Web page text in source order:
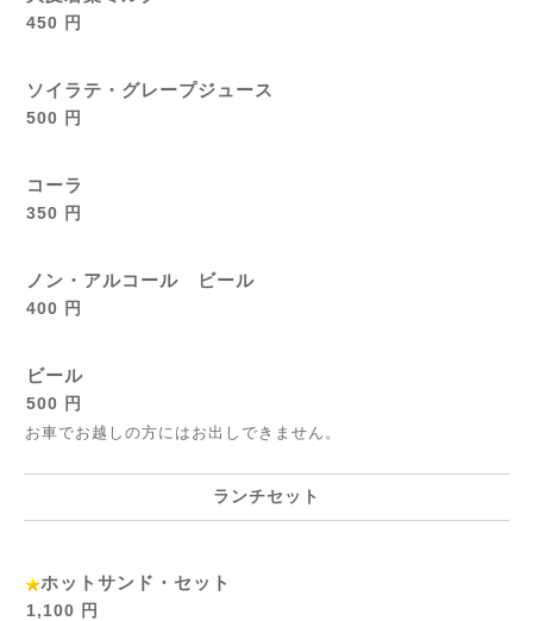
450 円
ソイラテ・グレープジュース
500 円
コーラ
350 円
ノン・アルコール ビール
400 円
ビール
500 円
お車でお越しの方にはお出しできません。
ランチセット
ホットサンド・セット
1,100 円